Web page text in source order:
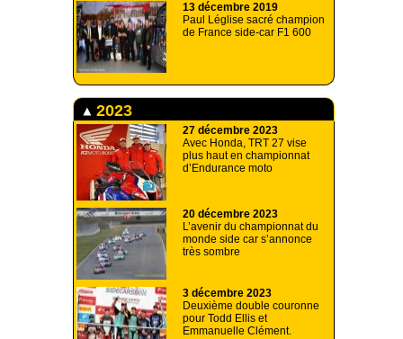
13 décembre 2019
Paul Léglise sacré champion
de France side-car F1 600
2023
27 décembre 2023
Avec Honda, TRT 27 vise
plus haut en championnat
d’Endurance moto
20 décembre 2023
L’avenir du championnat du
monde side car s’annonce
très sombre
3 décembre 2023
Deuxième double couronne
pour Todd Ellis et
Emmanuelle Clément.